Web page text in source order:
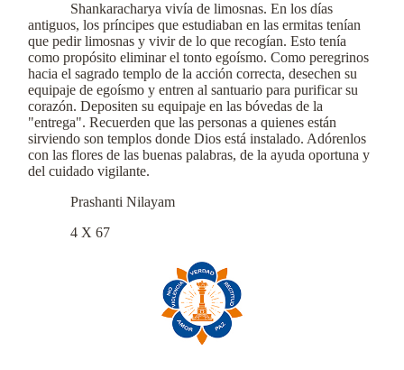
Shankaracharya vivía de limosnas. En los días
antiguos, los príncipes que estudiaban en las ermitas tenían
que pedir limosnas y vivir de lo que recogían. Esto tenía
como propósito eliminar el tonto egoísmo. Como peregrinos
hacia el sagrado templo de la acción correcta, desechen su
equipaje de egoísmo y entren al santuario para purificar su
corazón. Depositen su equipaje en las bóvedas de la
"entrega". Recuerden que las personas a quienes están
sirviendo son templos donde Dios está instalado. Adórenlos
con las flores de las buenas palabras, de la ayuda oportuna y
del cuidado vigilante.
Prashanti Nilayam
4 X 67